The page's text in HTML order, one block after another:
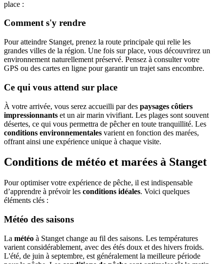
place :
Comment s'y rendre
Pour atteindre Stanget, prenez la route principale qui relie les
grandes villes de la région. Une fois sur place, vous découvrirez un
environnement naturellement préservé. Pensez à consulter votre
GPS ou des cartes en ligne pour garantir un trajet sans encombre.
Ce qui vous attend sur place
À votre arrivée, vous serez accueilli par des paysages côtiers
impressionnants et un air marin vivifiant. Les plages sont souvent
désertes, ce qui vous permettra de pêcher en toute tranquillité. Les
conditions environnementales varient en fonction des marées,
offrant ainsi une expérience unique à chaque visite.
Conditions de météo et marées à Stanget
Pour optimiser votre expérience de pêche, il est indispensable
d’apprendre à prévoir les conditions idéales. Voici quelques
éléments clés :
Météo des saisons
La météo à Stanget change au fil des saisons. Les températures
varient considérablement, avec des étés doux et des hivers froids.
L'été, de juin à septembre, est généralement la meilleure période